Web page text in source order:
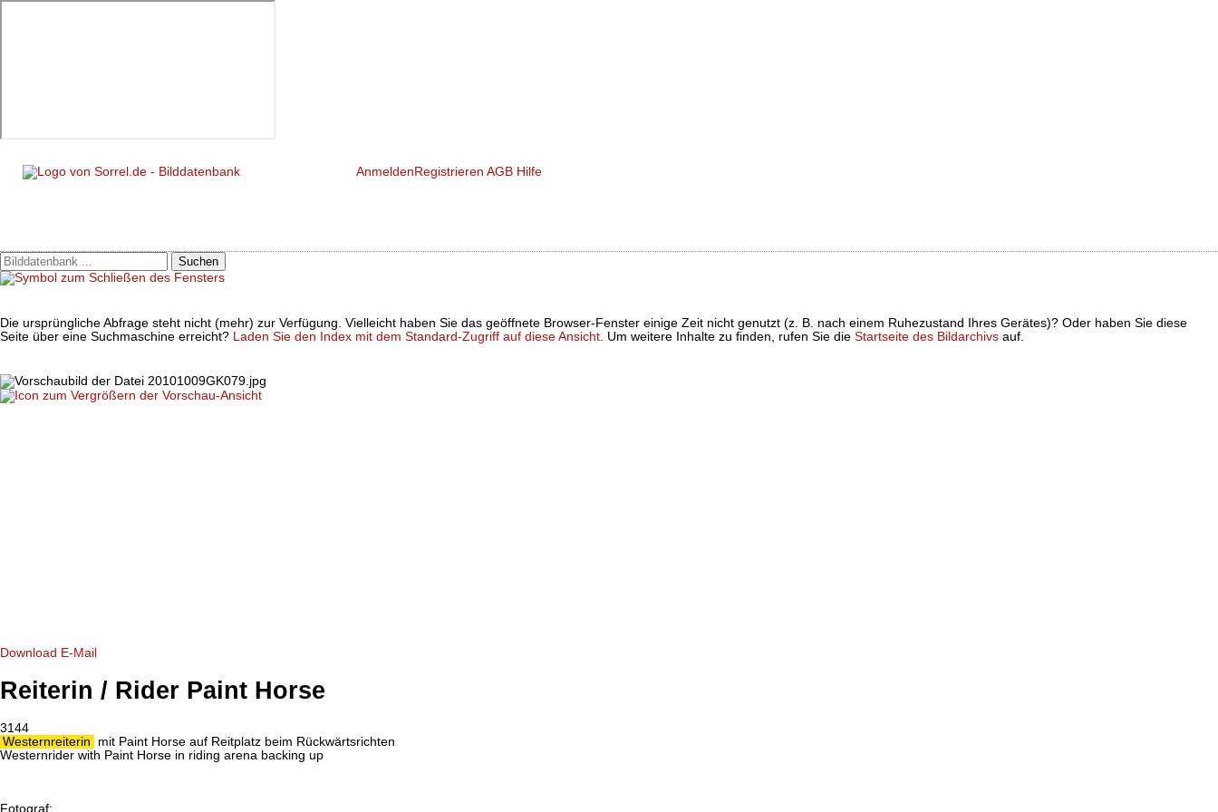
Anmelden Registrieren AGB Hilfe
Suchen
Die ursprüngliche Abfrage steht nicht (mehr) zur Verfügung. Vielleicht haben Sie das geöffnete Browser-Fenster einige Zeit nicht genutzt (z. B. nach einem Ruhezustand Ihres Gerätes)? Oder haben Sie diese
Seite über eine Suchmaschine erreicht? Laden Sie den Index mit dem Standard-Zugriff auf diese Ansicht. Um weitere Inhalte zu finden, rufen Sie die Startseite des Bildarchivs auf.
Download E-Mail
Reiterin / Rider Paint Horse
3144
Westernreiterin
mit Paint Horse auf Reitplatz beim Rückwärtsrichten
Westernrider with Paint Horse in riding arena backing up
Fotograf: